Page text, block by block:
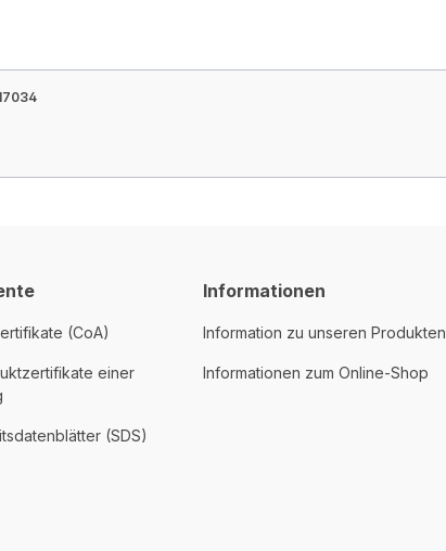
(CoA)
einer
(SDS)
Informationen
Information zu unseren Produkten
Informationen zum Online-Shop